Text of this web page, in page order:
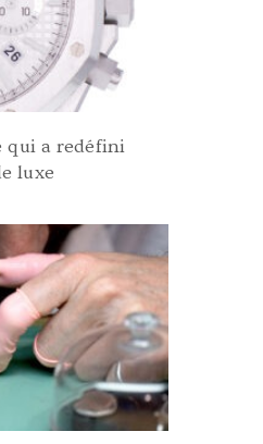
qui a redéfini
luxe